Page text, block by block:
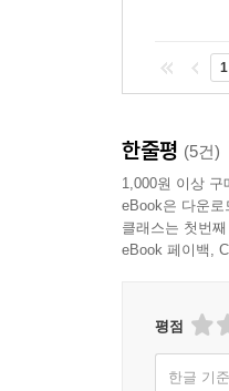
열심히 한다
- 우연
1
한줄평 (5건)
1,000원 이상 구
eBook은 다운
클래스는 첫번
eBook 페이백,
평점
한글 기